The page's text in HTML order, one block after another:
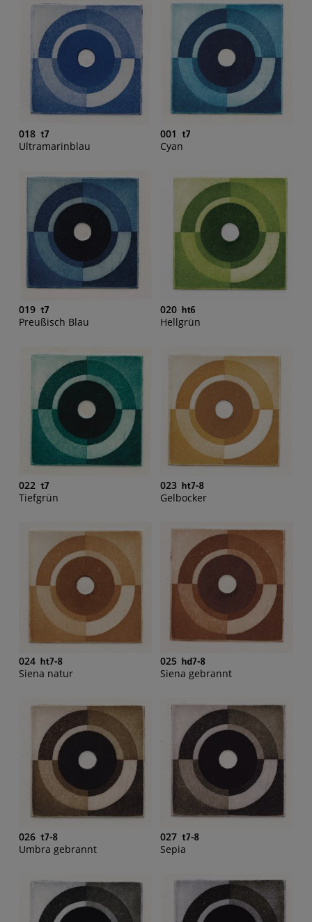
018
Ultramarinblau
001
Cyan
019
Preußisch Blau
020
Hellgrün
022
Tiefgrün
023
Gelbocker
024
Siena natur
025
Siena gebrannt
026
Umbra gebrannt
027
Sepia